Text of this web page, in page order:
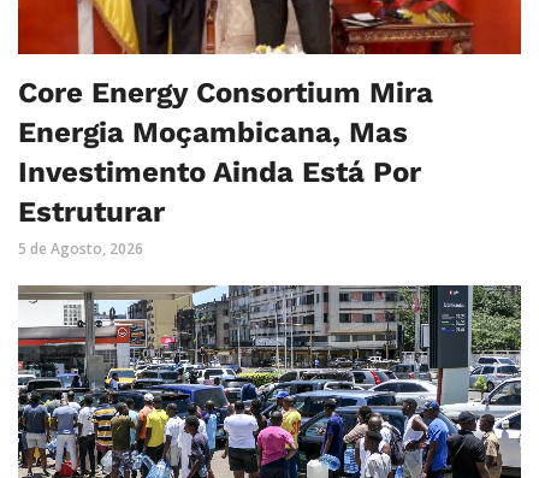
Core Energy Consortium Mira
Energia Moçambicana, Mas
Investimento Ainda Está Por
Estruturar
5 de Agosto, 2026